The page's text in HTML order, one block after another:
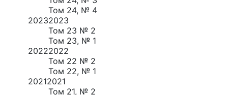
Том 24, № 4
20232023
Том 23 № 2
Том 23, № 1
20222022
Том 22 № 2
Том 22, № 1
20212021
Том 21, № 2